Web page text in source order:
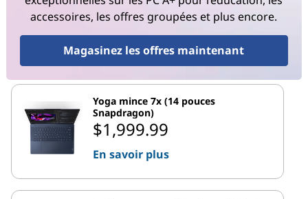
accessoires, les offres groupées et plus encore.
Magasinez les offres maintenant
Yoga mince 7x (14 pouces
Snapdragon)
$1,999.99
En savoir plus